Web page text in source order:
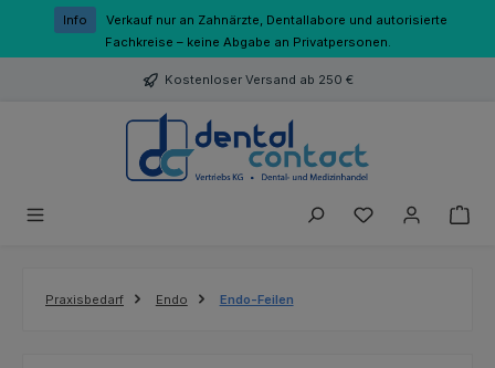
Zum Hauptinhalt springen
Info
Verkauf nur an Zahnärzte, Dentallabore und autorisierte
Fachkreise – keine Abgabe an Privatpersonen.
Kostenloser Versand ab 250 €
Du hast 0
Praxisbedarf Endo Endo-Feilen